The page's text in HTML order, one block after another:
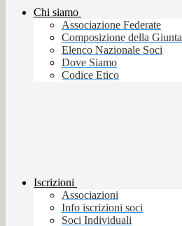
Chi siamo
Associazione Federate
Composizione della Giunta
Elenco Nazionale Soci
Dove Siamo
Codice Etico
Iscrizioni
Associazioni
Info iscrizioni soci
Soci Individuali